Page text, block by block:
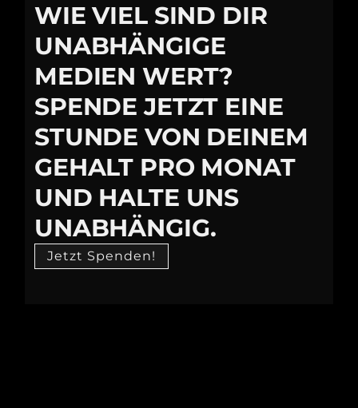
WIE VIEL SIND DIR
UNABHÄNGIGE
MEDIEN WERT?
SPENDE JETZT EINE
STUNDE VON DEINEM
GEHALT PRO MONAT
UND HALTE UNS
UNABHÄNGIG.
Jetzt Spenden!